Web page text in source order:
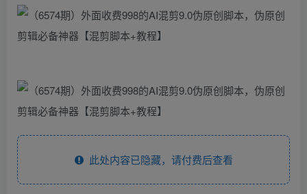
此处内容已隐藏，请付费后查看